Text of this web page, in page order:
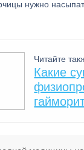
нужно
Читайте
Какие